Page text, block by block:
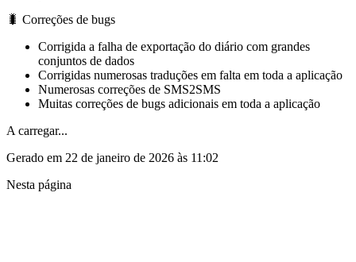
🐛 Correções de bugs
Corrigida a falha de exportação do diário com grandes
conjuntos de dados
Corrigidas numerosas traduções em falta em toda a aplicação
Numerosas correções de SMS2SMS
Muitas correções de bugs adicionais em toda a aplicação
A carregar...
Gerado em 22 de janeiro de 2026 às 11:02
Nesta página